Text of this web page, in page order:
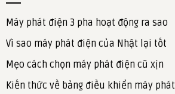
Máy phát điện 3 pha hoạt động ra sao
Vì sao máy phát điện của Nhật lại tốt
Mẹo cách chọn máy phát điện cũ xịn
Kiến thức về bảng điều khiển máy phát